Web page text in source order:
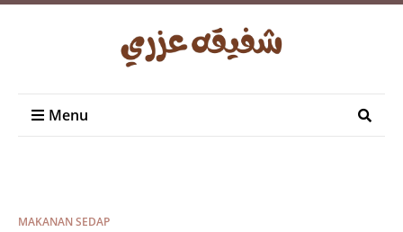
Menu
MAKANAN SEDAP